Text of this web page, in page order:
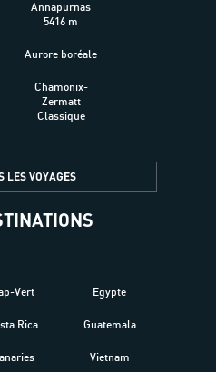
Annapurnas
5416 m
Aurore boréale
Chamonix-
Zermatt
Classique
LES VOYAGES
Vert
Rica
Egypte
Guatemala
Vietnam